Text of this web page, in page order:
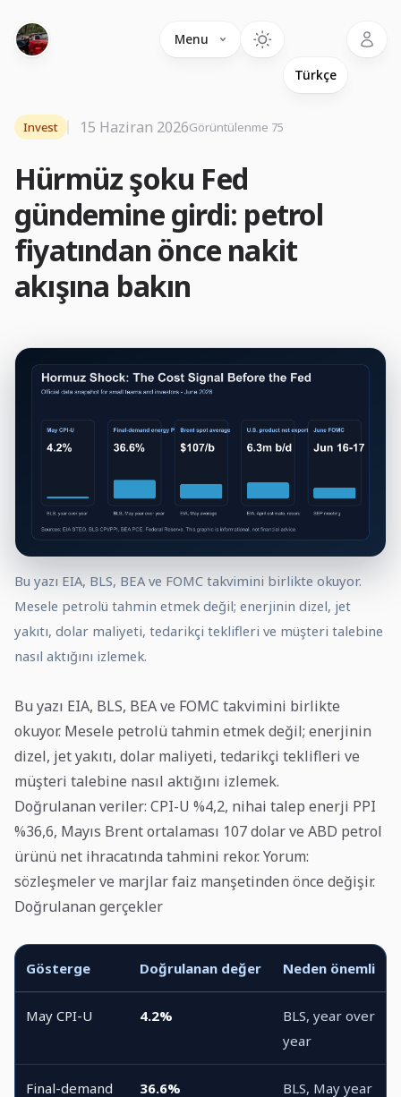
Menu
Hürmüz şoku Fed
gündemine girdi: petrol
fiyatından önce nakit
akışına bakın
Invest 15 Haziran 2026Görüntülenme 75
Bu yazı EIA, BLS, BEA ve FOMC takvimini birlikte okuyor.
Mesele petrolü tahmin etmek değil; enerjinin dizel, jet
yakıtı, dolar maliyeti, tedarikçi teklifleri ve müşteri talebine
nasıl aktığını izlemek.
Bu yazı EIA, BLS, BEA ve FOMC takvimini birlikte
okuyor. Mesele petrolü tahmin etmek değil; enerjinin
dizel, jet yakıtı, dolar maliyeti, tedarikçi teklifleri ve
müşteri talebine nasıl aktığını izlemek.
Doğrulanan veriler: CPI-U %4,2, nihai talep enerji PPI
%36,6, Mayıs Brent ortalaması 107 dolar ve ABD petrol
ürünü net ihracatında tahmini rekor. Yorum:
sözleşmeler ve marjlar faiz manşetinden önce değişir.
Doğrulanan gerçekler
Gösterge Doğrulanan değer Neden önemli
May CPI-U 4.2%
BLS, year over
year
Final-demand
36.6%
BLS, May year